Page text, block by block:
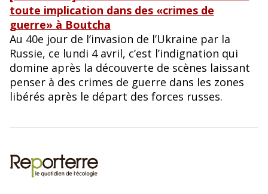
toute implication dans des «crimes de
guerre» à Boutcha
Au 40e jour de l’invasion de l’Ukraine par la
Russie, ce lundi 4 avril, c’est l’indignation qui
domine après la découverte de scènes laissant
penser à des crimes de guerre dans les zones
libérés après le départ des forces russes.